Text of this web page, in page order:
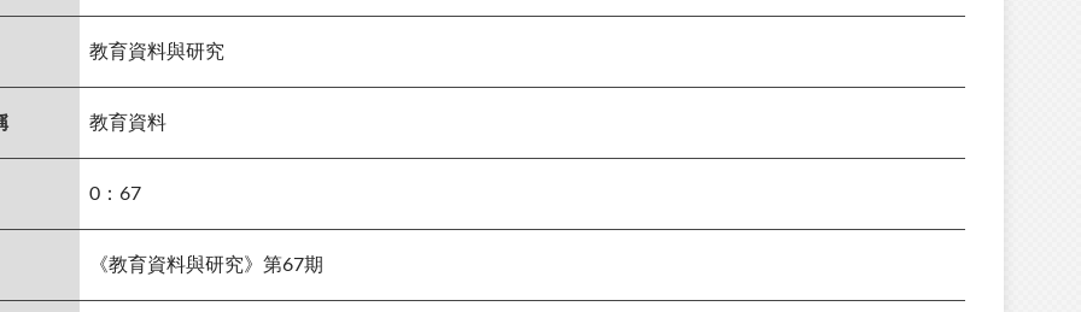
教育資料與研究
教育資料
0：67
《教育資料與研究》第67期